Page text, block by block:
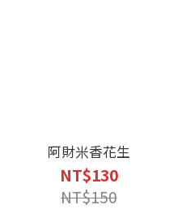
阿財米香花生
NT$130
NT$150